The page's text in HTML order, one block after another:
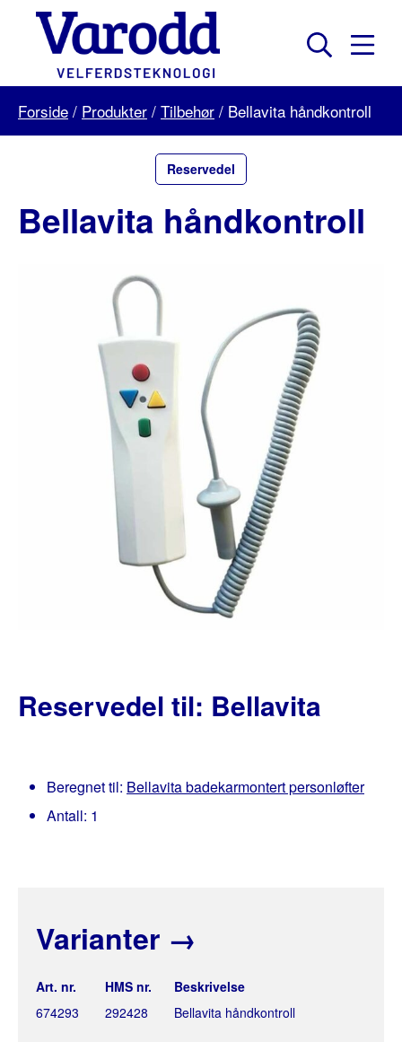
Varodd
Velferdsteknologi
Menu
Forside / Produkter / Tilbehør / Bellavita håndkontroll
Reservedel
Bellavita håndkontroll
Reservedel til: Bellavita
Beregnet til: Bellavita badekarmontert personløfter
Antall: 1
Varianter →
Art. nr. HMS nr.
Beskrivelse
674293
292428 Bellavita håndkontroll